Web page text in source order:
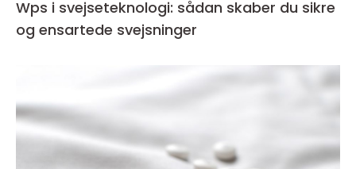
Wps i svejseteknologi: sådan skaber du sikre
og ensartede svejsninger